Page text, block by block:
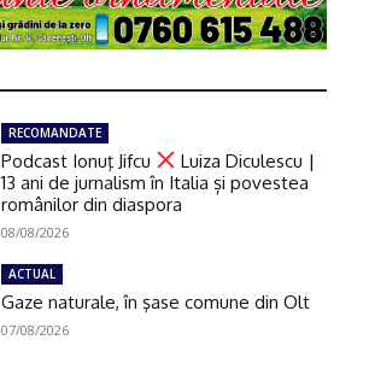
RECOMANDATE
Podcast Ionuţ Jifcu
Luiza Diculescu |
13 ani de jurnalism în Italia și povestea
românilor din diaspora
08/08/2026
ACTUAL
Gaze naturale, în şase comune din Olt
07/08/2026